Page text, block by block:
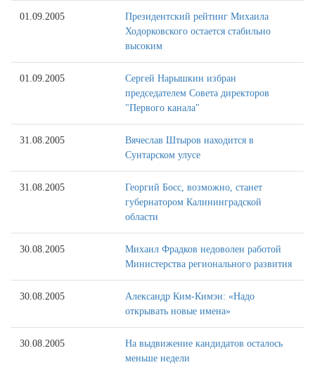
01.09.2005
Президентский рейтинг Михаила
Ходорковского остается стабильно
высоким
01.09.2005
Сергей Нарышкин избран
председателем Совета директоров
"Первого канала"
31.08.2005
Вячеслав Штыров находится в
Сунтарском улусе
31.08.2005
Георгий Босс, возможно, станет
губернатором Калининградской
области
30.08.2005
Михаил Фрадков недоволен работой
Министерства регионального развития
30.08.2005
Александр Ким-Кимэн: «Надо
открывать новые имена»
30.08.2005
На выдвижение кандидатов осталось
меньше недели